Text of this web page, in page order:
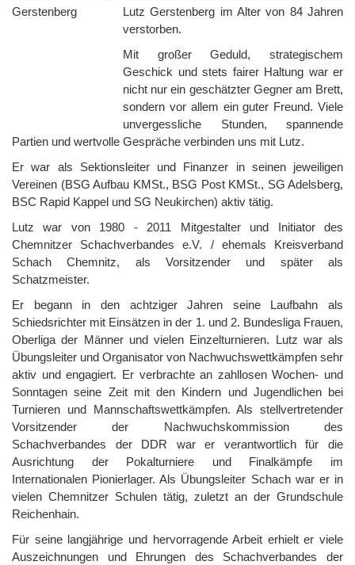
Lutz Gerstenberg im Alter von 84 Jahren
verstorben.
Mit großer Geduld, strategischem
Geschick und stets fairer Haltung war er
nicht nur ein geschätzter Gegner am Brett,
sondern vor allem ein guter Freund. Viele
unvergessliche Stunden, spannende
Partien und wertvolle Gespräche verbinden uns mit Lutz.
Er war als Sektionsleiter und Finanzer in seinen jeweiligen
Vereinen (BSG Aufbau KMSt., BSG Post KMSt., SG Adelsberg,
BSC Rapid Kappel und SG Neukirchen) aktiv tätig.
Lutz war von 1980 - 2011 Mitgestalter und Initiator des
Chemnitzer Schachverbandes e.V. / ehemals Kreisverband
Schach Chemnitz, als Vorsitzender und später als
Schatzmeister.
Er begann in den achtziger Jahren seine Laufbahn als
Schiedsrichter mit Einsätzen in der 1. und 2. Bundesliga Frauen,
Oberliga der Männer und vielen Einzelturnieren. Lutz war als
Übungsleiter und Organisator von Nachwuchswettkämpfen sehr
aktiv und engagiert. Er verbrachte an zahllosen Wochen- und
Sonntagen seine Zeit mit den Kindern und Jugendlichen bei
Turnieren und Mannschaftswettkämpfen. Als stellvertretender
Vorsitzender der Nachwuchskommission des
Schachverbandes der DDR war er verantwortlich für die
Ausrichtung der Pokalturniere und Finalkämpfe im
Internationalen Pionierlager. Als Übungsleiter Schach war er in
vielen Chemnitzer Schulen tätig, zuletzt an der Grundschule
Reichenhain.
Für seine langjährige und hervorragende Arbeit erhielt er viele
Auszeichnungen und Ehrungen des Schachverbandes der